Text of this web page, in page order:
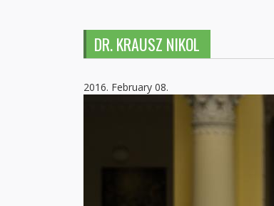
DR. KRAUSZ NIKOL
2016. February 08.